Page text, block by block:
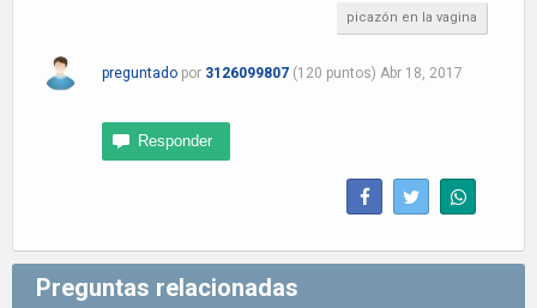
picazón en la vagina
preguntado por 3126099807 (120 puntos) Abr 18, 2017
Preguntas relacionadas